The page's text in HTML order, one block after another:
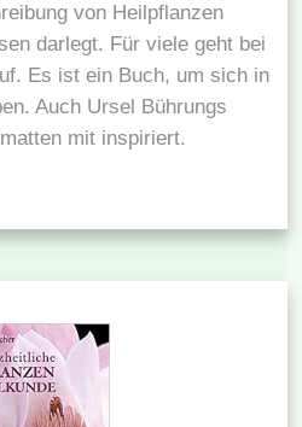
von Heilpflanzen
darlegt. Für viele geht bei
Es ist ein Buch, um sich in
Auch Ursel Bührungs
mit inspiriert.